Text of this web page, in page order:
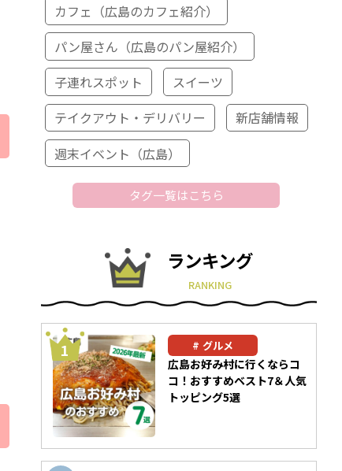
カフェ（広島のカフェ紹介）
パン屋さん（広島のパン屋紹介）
子連れスポット
スイーツ
テイクアウト・デリバリー
新店舗情報
週末イベント（広島）
タグ一覧はこちら
ランキング
RANKING
グルメ
広島お好み村に行くならコ
コ！おすすめベスト7＆人気
トッピング5選